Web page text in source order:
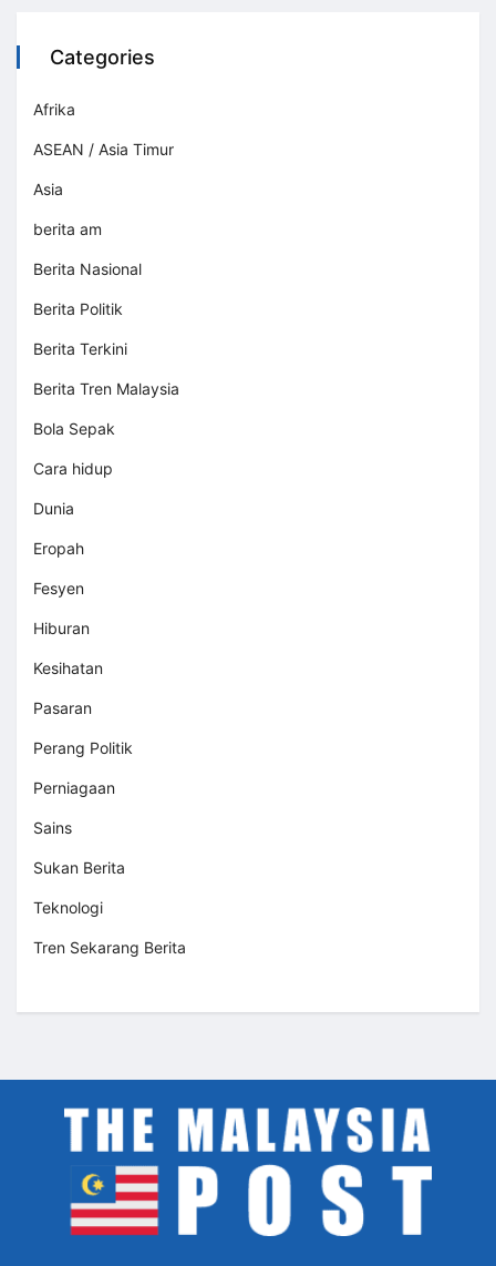
Categories
Afrika
ASEAN / Asia Timur
Asia
berita am
Berita Nasional
Berita Politik
Berita Terkini
Berita Tren Malaysia
Bola Sepak
Cara hidup
Dunia
Eropah
Fesyen
Hiburan
Kesihatan
Pasaran
Perang Politik
Perniagaan
Sains
Sukan Berita
Teknologi
Tren Sekarang Berita